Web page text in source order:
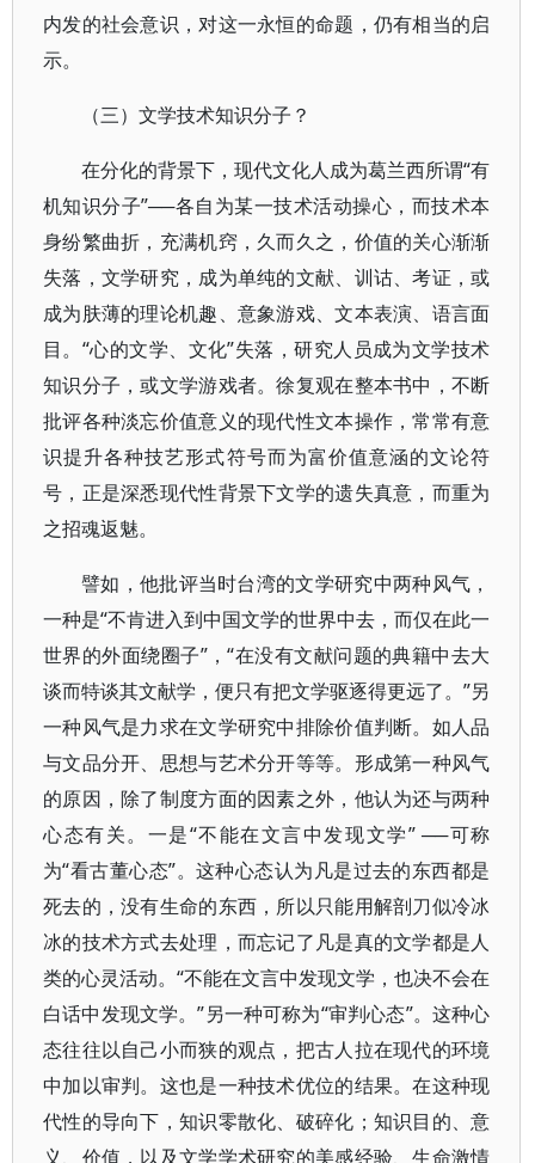
内发的社会意识，对这一永恒的命题，仍有相当的启
示。
（三）文学技术知识分子？
在分化的背景下，现代文化人成为葛兰西所谓“有
机知识分子”──各自为某一技术活动操心，而技术本
身纷繁曲折，充满机窍，久而久之，价值的关心渐渐
失落，文学研究，成为单纯的文献、训诂、考证，或
成为肤薄的理论机趣、意象游戏、文本表演、语言面
目。“心的文学、文化”失落，研究人员成为文学技术
知识分子，或文学游戏者。徐复观在整本书中，不断
批评各种淡忘价值意义的现代性文本操作，常常有意
识提升各种技艺形式符号而为富价值意涵的文论符
号，正是深悉现代性背景下文学的遗失真意，而重为
之招魂返魅。
譬如，他批评当时台湾的文学研究中两种风气，
一种是“不肯进入到中国文学的世界中去，而仅在此一
世界的外面绕圈子”，“在没有文献问题的典籍中去大
谈而特谈其文献学，便只有把文学驱逐得更远了。”另
一种风气是力求在文学研究中排除价值判断。如人品
与文品分开、思想与艺术分开等等。形成第一种风气
的原因，除了制度方面的因素之外，他认为还与两种
心态有关。一是“不能在文言中发现文学” ──可称
为“看古董心态”。这种心态认为凡是过去的东西都是
死去的，没有生命的东西，所以只能用解剖刀似冷冰
冰的技术方式去处理，而忘记了凡是真的文学都是人
类的心灵活动。“不能在文言中发现文学，也决不会在
白话中发现文学。”另一种可称为“审判心态”。这种心
态往往以自己小而狭的观点，把古人拉在现代的环境
中加以审判。这也是一种技术优位的结果。在这种现
代性的导向下，知识零散化、破碎化；知识目的、意
义、价值，以及文学学术研究的美感经验、生命激情